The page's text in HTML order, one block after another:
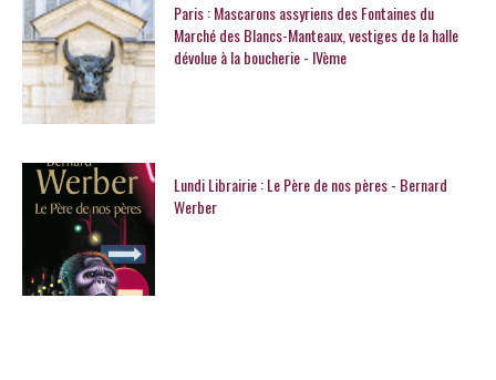
Paris : Mascarons assyriens des Fontaines du
Marché des Blancs-Manteaux, vestiges de la halle
dévolue à la boucherie - IVème
Lundi Librairie : Le Père de nos pères - Bernard
Werber